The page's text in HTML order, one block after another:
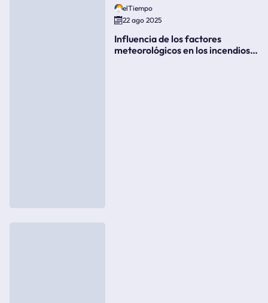
elTiempo
22 ago 2025
Influencia de los factores
meteorológicos en los incendios